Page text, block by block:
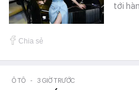
tới
Chia sẻ
Ô TÔ - 3 GIỜ TRƯỚC